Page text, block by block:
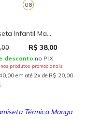
08
Infantil Ma...
R$ 38,00
desconto no PIX.
nos produtos promocionais
em até 2x de R$ 20,00